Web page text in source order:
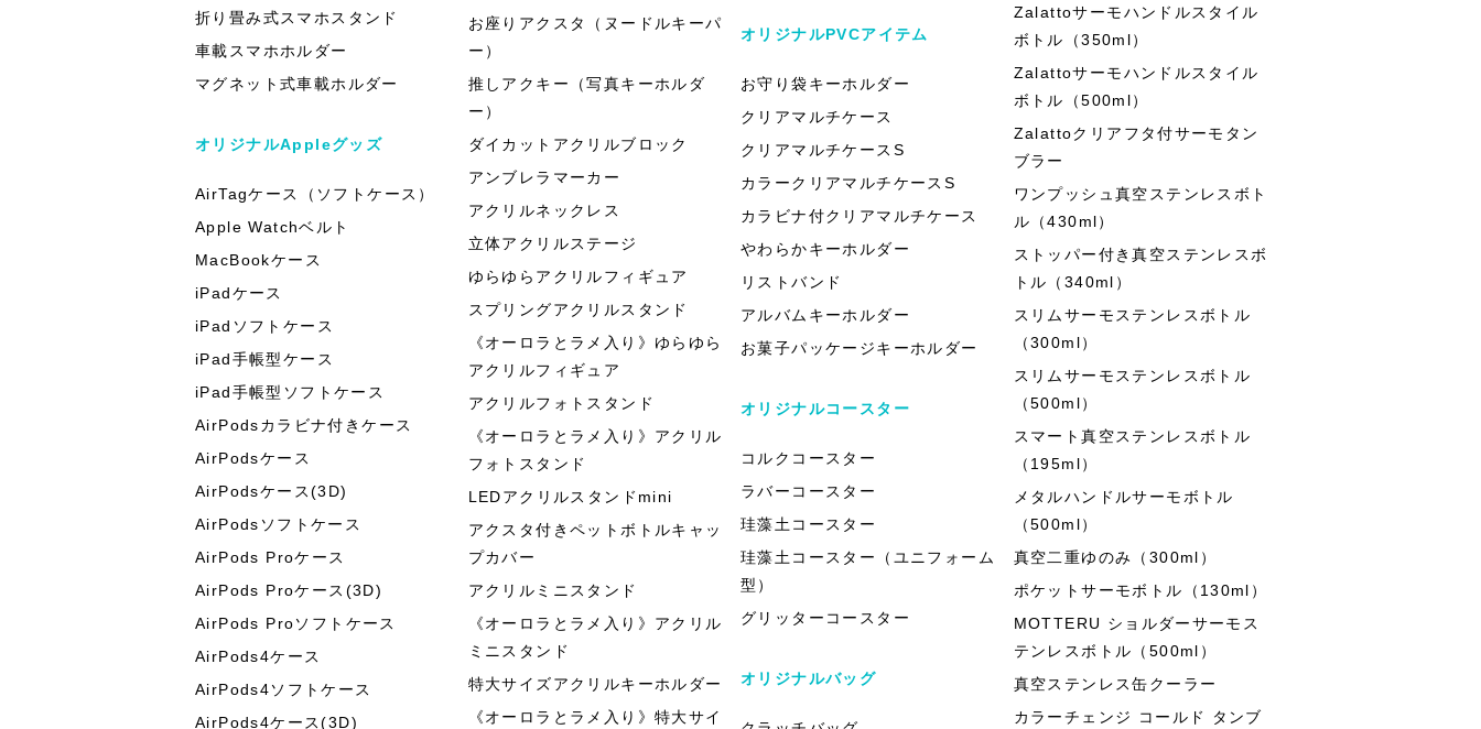
折り畳み式スマホスタンド
車載スマホホルダー
マグネット式車載ホルダー
オリジナルAppleグッズ
AirTagケース（ソフトケース）
Apple Watchベルト
MacBookケース
iPadケース
iPadソフトケース
iPad手帳型ケース
iPad手帳型ソフトケース
AirPodsカラビナ付きケース
AirPodsケース
AirPodsケース(3D)
AirPodsソフトケース
AirPods Proケース
AirPods Proケース(3D)
AirPods Proソフトケース
AirPods4ケース
AirPods4ソフトケース
AirPods4ケース(3D)
お座りアクスタ（ヌードルキーパ
ー）
推しアクキー（写真キーホルダ
ー）
ダイカットアクリルブロック
アンブレラマーカー
アクリルネックレス
立体アクリルステージ
ゆらゆらアクリルフィギュア
スプリングアクリルスタンド
《オーロラとラメ入り》ゆらゆら
アクリルフィギュア
アクリルフォトスタンド
《オーロラとラメ入り》アクリル
フォトスタンド
LEDアクリルスタンドmini
アクスタ付きペットボトルキャッ
プカバー
アクリルミニスタンド
《オーロラとラメ入り》アクリル
ミニスタンド
特大サイズアクリルキーホルダー
《オーロラとラメ入り》特大サイ
オリジナルPVCアイテム
お守り袋キーホルダー
クリアマルチケース
クリアマルチケースS
カラークリアマルチケースS
カラビナ付クリアマルチケース
やわらかキーホルダー
リストバンド
アルバムキーホルダー
お菓子パッケージキーホルダー
オリジナルコースター
コルクコースター
ラバーコースター
珪藻土コースター
珪藻土コースター（ユニフォーム
型）
グリッターコースター
オリジナルバッグ
Zalattoサーモハンドルスタイル
ボトル（350ml）
Zalattoサーモハンドルスタイル
ボトル（500ml）
Zalattoクリアフタ付サーモタン
ブラー
ワンプッシュ真空ステンレスボト
ル（430ml）
ストッパー付き真空ステンレスボ
トル（340ml）
スリムサーモステンレスボトル
（300ml）
スリムサーモステンレスボトル
（500ml）
スマート真空ステンレスボトル
（195ml）
メタルハンドルサーモボトル
（500ml）
真空二重ゆのみ（300ml）
ポケットサーモボトル（130ml）
MOTTERU ショルダーサーモス
テンレスボトル（500ml）
真空ステンレス缶クーラー
カラーチェンジ コールド タンブ